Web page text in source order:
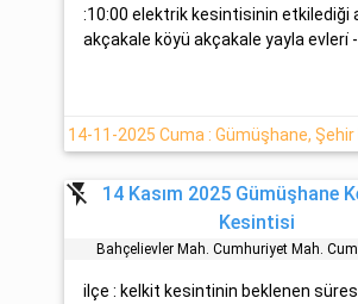
:10:00 elektrik kesintisinin etkilediği
akçakale köyü akçakale yayla evleri̇ -
flash_off
14 Kasım 2025 Gümüşhane
Kesintisi
Bahçeli̇evler Mah. Cumhuri̇yet Mah.
ilçe : kelkit kesintinin beklenen